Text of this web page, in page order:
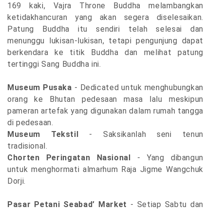
169 kaki, Vajra Throne Buddha melambangkan
ketidakhancuran yang akan segera diselesaikan.
Patung Buddha itu sendiri telah selesai dan
menunggu lukisan-lukisan, tetapi pengunjung dapat
berkendara ke titik Buddha dan melihat patung
tertinggi Sang Buddha ini.
Museum Pusaka - Dedicated untuk menghubungkan
orang ke Bhutan pedesaan masa lalu meskipun
pameran artefak yang digunakan dalam rumah tangga
di pedesaan.
Museum Tekstil - Saksikanlah seni tenun
tradisional.
Chorten Peringatan Nasional - Yang dibangun
untuk menghormati almarhum Raja Jigme Wangchuk
Dorji.
Pasar Petani Seabad’ Market - Setiap Sabtu dan